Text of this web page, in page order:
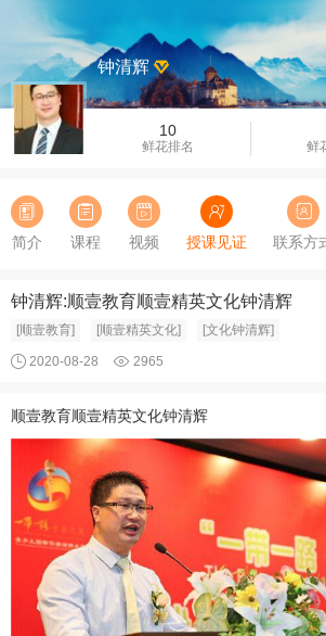
10
鲜花排名 鲜
钟清辉
简介 课程 视频 授课见证 联系方
钟清辉:顺壹教育顺壹精英文化钟清辉
[顺壹教育] [顺壹精英文化] [文化钟清辉]
2020-08-28 2965
顺壹教育顺壹精英文化钟清辉